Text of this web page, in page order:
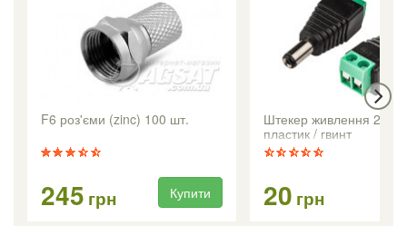
F6 роз'єми (zinc) 100 шт.
245 грн Купити
Штекер живлення 2.1 /
пластик / гвинт
20 грн